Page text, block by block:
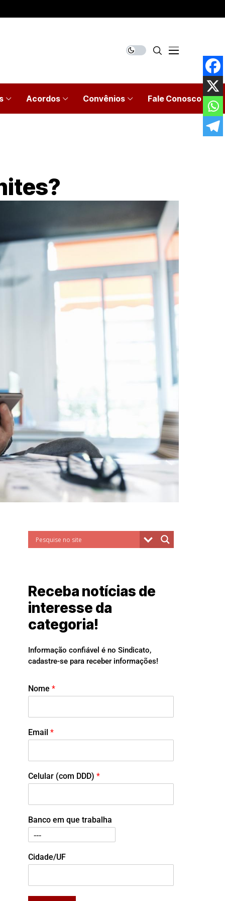
Acordos Convênios Fale Conosco
Receba notícias de
interesse da
categoria!
Informação confiável é no Sindicato,
cadastre-se para receber informações!
Nome *
Email *
Celular (com DDD) *
Banco em que trabalha
Cidade/UF